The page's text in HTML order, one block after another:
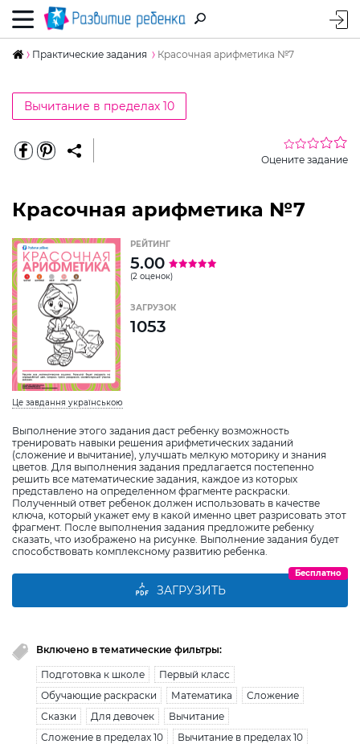
Практические задания Красочная арифметика №7
Вычитание в пределах 10
Оцените задание
Красочная арифметика №7
Це завдання українською
Выполнение этого задания даст ребенку возможность
тренировать навыки решения арифметических заданий
(сложение и вычитание), улучшать мелкую моторику и знания
цветов. Для выполнения задания предлагается постепенно
решить все математические задания, каждое из которых
представлено на определенном фрагменте раскраски.
Полученный ответ ребенок должен использовать в качестве
ключа, который укажет ему в какой именно цвет разрисовать этот
фрагмент. После выполнения задания предложите ребенку
сказать, что изображено на рисунке. Выполнение задания будет
способствовать комплексному развитию ребенка.
РЕЙТИНГ
5.00
(2 оценок)
ЗАГРУЗОК
1053
ЗАГРУЗИТЬ
Бесплатно
Включено в тематические фильтры:
Подготовка к школе
Первый класс
Обучающие раскраски
Математика
Сложение
Сказки
Для девочек
Вычитание
Сложение в пределах 10
Вычитание в пределах 10